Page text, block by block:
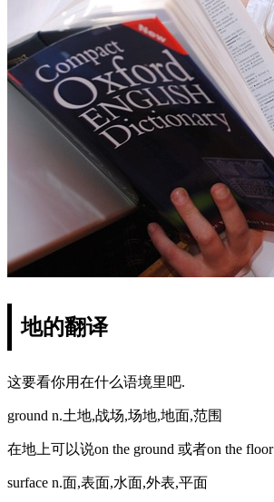
地的翻译
这要看你用在什么语境里吧.
ground n.土地,战场,场地,地面,范围
在地上可以说on the ground 或者on the floor
surface n.面,表面,水面,外表,平面